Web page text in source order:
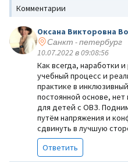
Комментарии
Оксана Викторовна
Санкт - петербург
10.07.2022 в 09:08:56
Как всегда, наработки
учебный процесс и
практике в
постоянной основе,
для детей с ОВЗ.
путём напряжения и
сдвинуть в лучшую
Ответить